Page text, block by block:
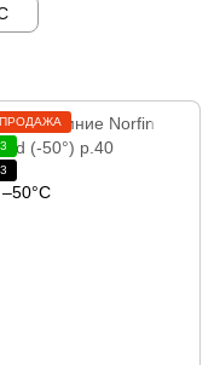
3
3